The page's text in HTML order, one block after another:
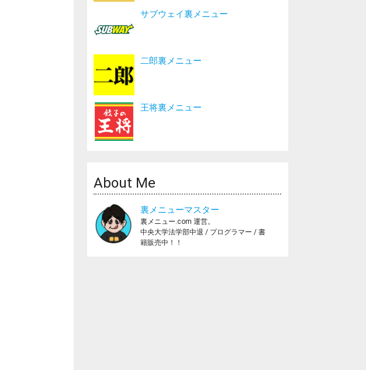
サブウェイ裏メニュー
二郎裏メニュー
王将裏メニュー
About Me
裏メニューマスター
裏メニュー.com 運営。
中央大学法学部中退 / プログラマー / 書
籍販売中！！